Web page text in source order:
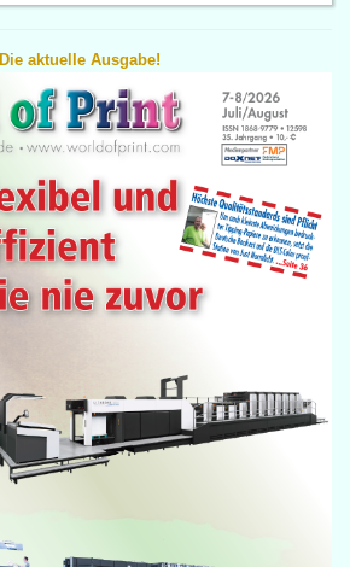
Die aktuelle Ausgabe!